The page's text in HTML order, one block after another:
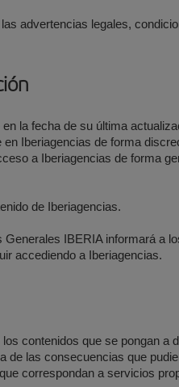
advertencias legales,
la fecha de su última
Iberiagencias de forma
a Iberiagencias de forma
de Iberiagencias.
IBERIA informará a
accediendo a Iberiagencias.
contenidos que se pongan a
de las consecuencias que
correspondan a servicios